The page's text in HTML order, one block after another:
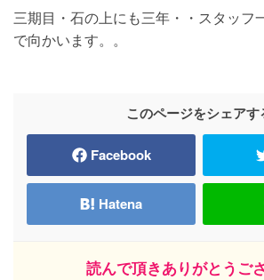
三期目・石の上にも三年・・スタッフ
で向かいます。。
このページをシェアす
Facebook
Hatena
読んで頂きありがとうご